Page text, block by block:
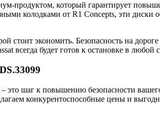
продуктом, который гарантирует
колодками от R1 Concepts, эти диски
стоит экономить. Безопасность на
всегда будет готов к остановке в любой
это шаг к повышению безопасности
конкурентоспособные цены и